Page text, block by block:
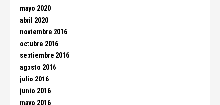
mayo 2020
abril 2020
noviembre 2016
octubre 2016
septiembre 2016
agosto 2016
julio 2016
junio 2016
mayo 2016